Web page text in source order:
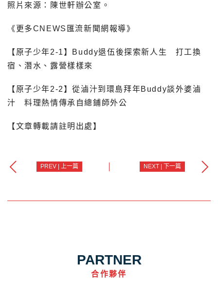
照片來源：陳世軒辦公室。
《更多CNEWS匯流新聞網報導》
【原子少年2-1】Buddy退伍後探索新人生 打工換
宿、潛水、露營樣樣來
【原子少年2-2】從滷汁到環島拜年Buddy談外婆滷
汁 料理熱情傳承自總鋪師外公
【文章轉載請註明出處】
PREV | 上一篇 NEXT | 下一篇
PARTNER
合作夥伴